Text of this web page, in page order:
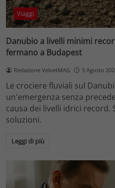
Viaggi
Danubio a livelli minimi
fermano a Budapest
Redazione VelvetMAG 5 Agosto
Le crociere fluviali sul
un'emergenza senza
causa dei livelli idrici record.
soluzioni.
Leggi di più